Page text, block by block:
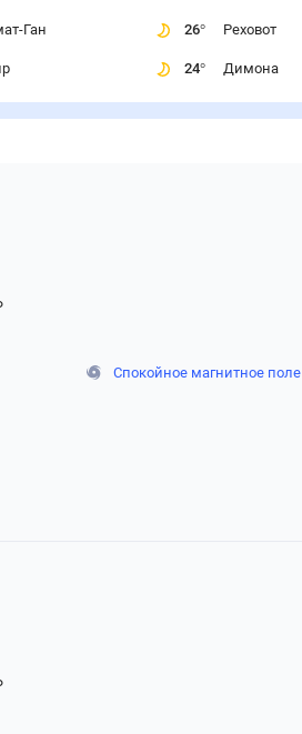
Ган 26° Реховот
24° Димона
Спокойное магнитное поле